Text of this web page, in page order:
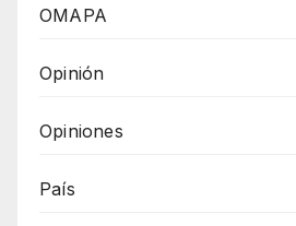
OMAPA
Opinión
Opiniones
País